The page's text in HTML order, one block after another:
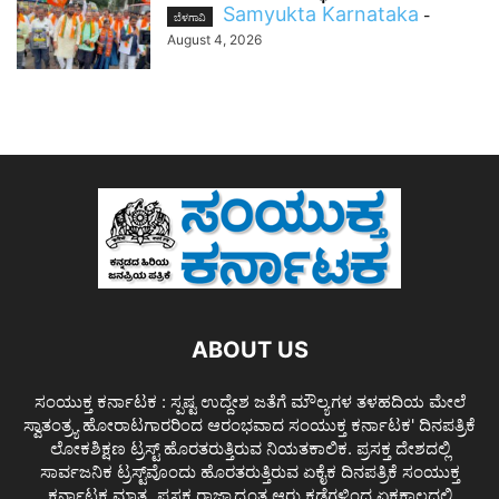
ಬೆಳಗಾವಿ Samyukta Karnataka -
August 4, 2026
ABOUT US
ಸಂಯುಕ್ತ ಕರ್ನಾಟಕ : ಸ್ಪಷ್ಟ ಉದ್ದೇಶ ಜತೆಗೆ ಮೌಲ್ಯಗಳ ತಳಹದಿಯ ಮೇಲೆ
ಸ್ವಾತಂತ್ರ್ಯ ಹೋರಾಟಗಾರರಿಂದ ಆರಂಭವಾದ ಸಂಯುಕ್ತ ಕರ್ನಾಟಕ' ದಿನಪತ್ರಿಕೆ
ಲೋಕಶಿಕ್ಷಣ ಟ್ರಸ್ಟ್ ಹೊರತರುತ್ತಿರುವ ನಿಯತಕಾಲಿಕ. ಪ್ರಸಕ್ತ ದೇಶದಲ್ಲಿ
ಸಾರ್ವಜನಿಕ ಟ್ರಸ್ಟ್‌ವೊಂದು ಹೊರತರುತ್ತಿರುವ ಏಕೈಕ ದಿನಪತ್ರಿಕೆ ಸಂಯುಕ್ತ
ಕರ್ನಾಟಕ ಮಾತ್ರ. ಪ್ರಸಕ್ತ ರಾಜ್ಯಾದ್ಯಂತ ಆರು ಕಡೆಗಳಿಂದ ಏಕಕಾಲದಲ್ಲಿ